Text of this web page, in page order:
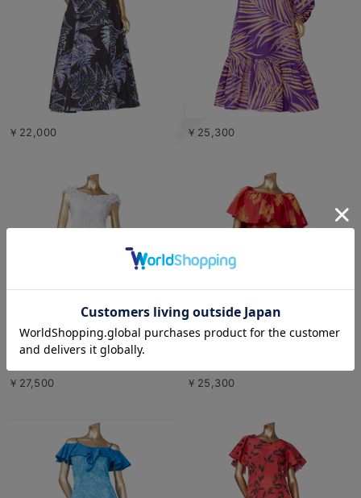
￥22,000 ￥25,300
￥27,500 ￥25,300